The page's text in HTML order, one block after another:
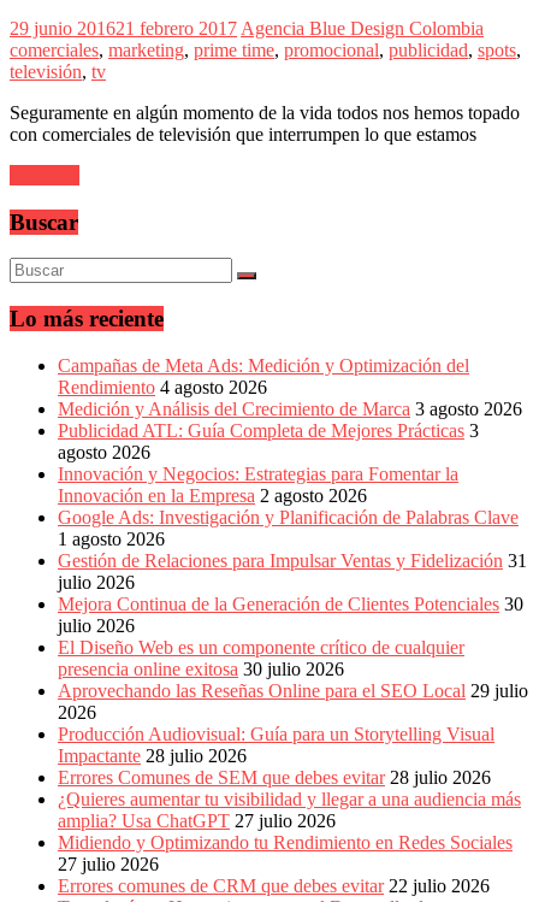
Marketing
en
LATAM
Bitácora
social
de
Mercadeo
Interactivo,
Medios,
Marketing,
Publicitarias,
Agencias,
Empresas,
Negocios,
Tendencias,
Trendings,
Dinero,
Economía,
Diseño
Móviles,
Estrategias
Digitales,
Estrategias
Publicitarias,
Alianzas,
Clientes,
Innovación,
Tecnología,
Noticias,
Artículos,
Gente,
Contenidos
Calidad,
Eventos
29 junio 201621 febrero 2017 Agencia Blue Design Colombia
comerciales, marketing, prime time, promocional, publicidad, spots,
televisión, tv
Seguramente en algún momento de la vida todos nos hemos topado
con comerciales de televisión que interrumpen lo que estamos
Buscar
Lo más reciente
Campañas de Meta Ads: Medición y Optimización del
Rendimiento 4 agosto 2026
Medición y Análisis del Crecimiento de Marca 3 agosto 2026
Publicidad ATL: Guía Completa de Mejores Prácticas 3
agosto 2026
Innovación y Negocios: Estrategias para Fomentar la
Innovación en la Empresa 2 agosto 2026
Google Ads: Investigación y Planificación de Palabras Clave
1 agosto 2026
Gestión de Relaciones para Impulsar Ventas y Fidelización 31
julio 2026
Mejora Continua de la Generación de Clientes Potenciales 30
julio 2026
El Diseño Web es un componente crítico de cualquier
presencia online exitosa 30 julio 2026
Aprovechando las Reseñas Online para el SEO Local 29 julio
2026
Producción Audiovisual: Guía para un Storytelling Visual
Impactante 28 julio 2026
Errores Comunes de SEM que debes evitar 28 julio 2026
¿Quieres aumentar tu visibilidad y llegar a una audiencia más
amplia? Usa ChatGPT 27 julio 2026
Midiendo y Optimizando tu Rendimiento en Redes Sociales
27 julio 2026
Errores comunes de CRM que debes evitar 22 julio 2026